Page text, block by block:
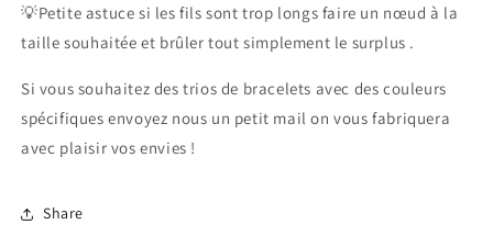
💡Petite astuce si les fils sont trop longs faire un nœud à la
taille souhaitée et brûler tout simplement le surplus .
Si vous souhaitez des trios de bracelets avec des couleurs
spécifiques envoyez nous un petit mail on vous fabriquera
avec plaisir vos envies !
Share